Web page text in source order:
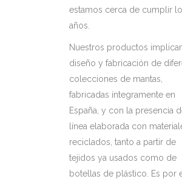
estamos cerca de cumplir
años.
Nuestros productos
diseño y fabricación de
colecciones de mantas,
fabricadas íntegramente en
España, y con la presencia
línea elaborada con
reciclados, tanto a partir de
tejidos ya usados como de
botellas de plástico. Es por